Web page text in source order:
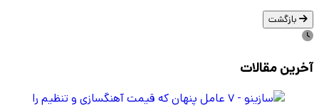
آخرین مقالات